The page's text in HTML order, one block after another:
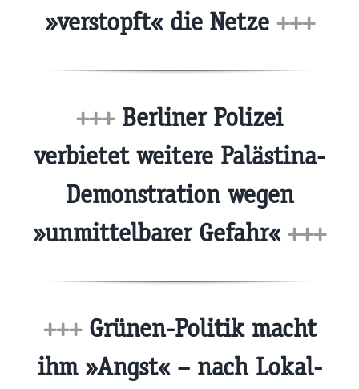
»verstopft« die Netze +++
+++Berliner Polizei
verbietet weitere Palästina-
Demonstration wegen
»unmittelbarer Gefahr« +++
+++Grünen-Politik macht
ihm »Angst« – nach Lokal-